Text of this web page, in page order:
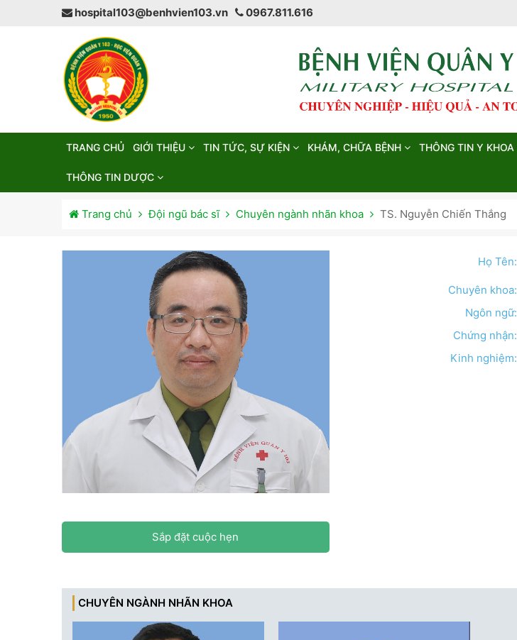
hospital103@benhvien103.vn 0967.811.616
TRANG CHỦ GIỚI THIỆU TIN TỨC, SỰ KIỆN KHÁM, CHỮA BỆNH THÔNG TIN Y KHOA
THÔNG TIN DƯỢC
Trang chủ Đội ngũ bác sĩ Chuyên ngành nhãn khoa TS. Nguyễn Chiến Thắng
Sắp đặt cuộc hẹn
Họ Tên:
Chuyên khoa:
Ngôn ngữ:
Chứng nhận:
Kinh nghiệm:
CHUYÊN NGÀNH NHÃN KHOA